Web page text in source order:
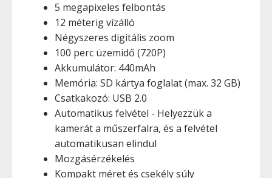
5 megapixeles felbontás
12 méterig vízálló
Négyszeres digitális zoom
100 perc üzemidő (720P)
Akkumulátor: 440mAh
Memória: SD kártya foglalat (max. 32 GB)
Csatkakozó: USB 2.0
Automatikus felvétel - Helyezzük a
kamerát a műszerfalra, és a felvétel
automatikusan elindul
Mozgásérzékelés
Kompakt méret és csekély súly